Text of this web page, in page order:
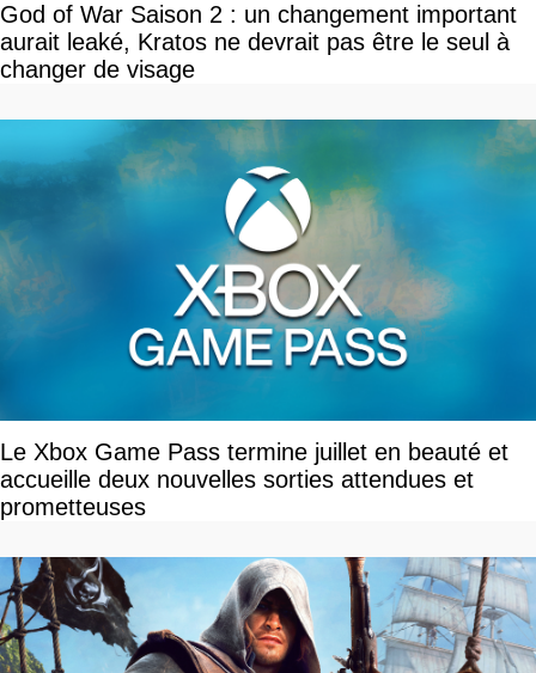
God of War Saison 2 : un changement important
aurait leaké, Kratos ne devrait pas être le seul à
changer de visage
Le Xbox Game Pass termine juillet en beauté et
accueille deux nouvelles sorties attendues et
prometteuses